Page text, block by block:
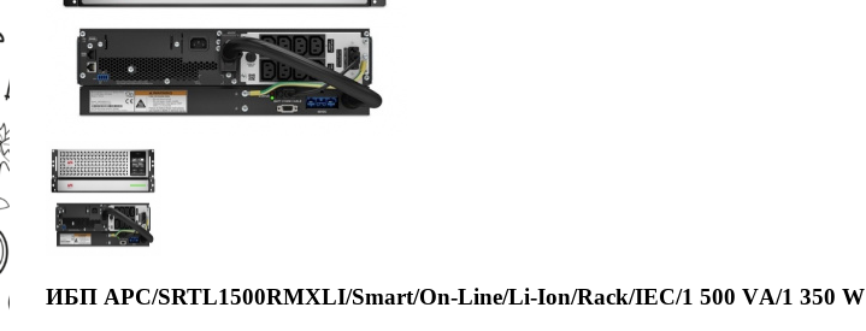
ИБП APC/SRTL1500RMXLI/Smart/On-Line/Li-Ion/Rack/IEC/1 500 VА/1 350 W